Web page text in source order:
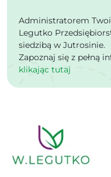
Administratorem
Legutko
siedzibą w Jutrosinie.
Zapoznaj się z pełną
klikając tutaj